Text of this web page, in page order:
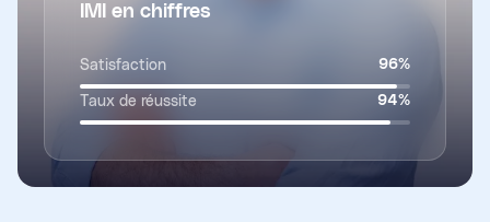
IMI en chiffres
Satisfaction 96%
Taux de réussite 94%